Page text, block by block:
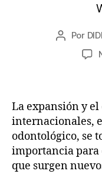
Por
La expansión y
internacionales,
odontológico, se
importancia para
que surgen